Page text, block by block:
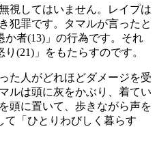
視してはいません。レイプは
犯罪です。タマルが言ったと
か者(13)」の行為です。それ
(21)」をもたらすのです。
た人がどれほどダメージを受
ルは頭に灰をかぶり、着てい
頭に置いて、歩きながら声を
て「ひとりわびしく暮らす